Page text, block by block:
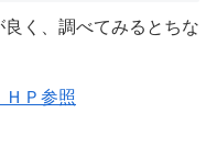
く、調べてみるとちな
Ｐ参照